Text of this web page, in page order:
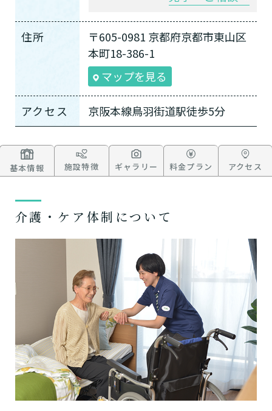
住所
〒605-0981 京都府京都市東山区
本町18-386-1
マップを見る
アクセス 京阪本線鳥羽街道駅徒歩5分
基本情報 施設特徴 ギャラリー 料金プラン アクセス
介護・ケア体制について